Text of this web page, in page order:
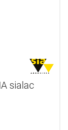
sialac